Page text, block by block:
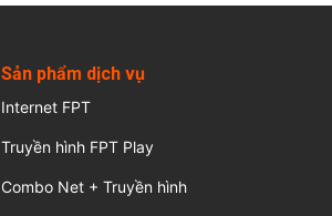
Sản phẩm dịch vụ
Internet FPT
Truyền hình FPT Play
Combo Net + Truyền hình